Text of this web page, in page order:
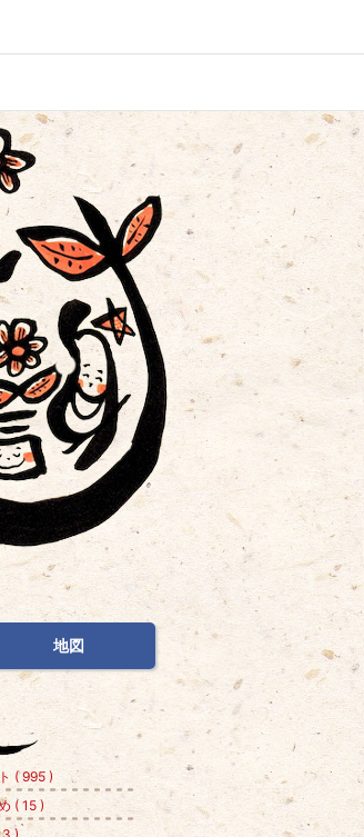
好きになる｣｢ヘアカラー｣｢アレルギー」
( 995 )
( 15 )
地図